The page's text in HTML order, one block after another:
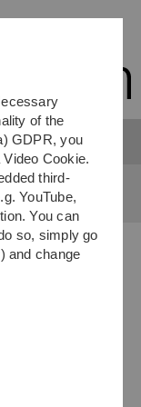
of the
GDPR, you
Cookie.
third-
YouTube,
You can
so, simply go
and change